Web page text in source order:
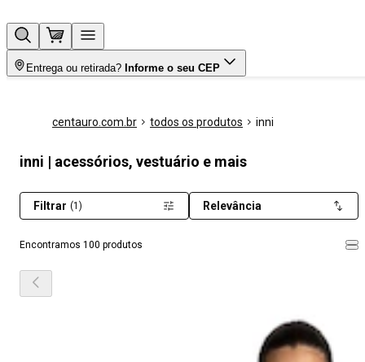
Entrega ou retirada? Informe o seu CEP
centauro.com.br todos os produtos inni
inni | acessórios, vestuário e mais
Encontramos 100 produtos
Filtrar (1) Relevância